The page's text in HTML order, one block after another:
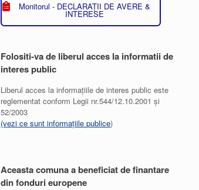
Monitorul - DECLARAȚII DE AVERE &
INTERESE
Folositi-va de liberul acces la informatii de
interes public
Liberul acces la informațiile de interes public este
reglementat conform Legii nr.544/12.10.2001 și
52/2003
(vezi ce sunt informațiile publice)
Aceasta comuna a beneficiat de finantare
din fonduri europene